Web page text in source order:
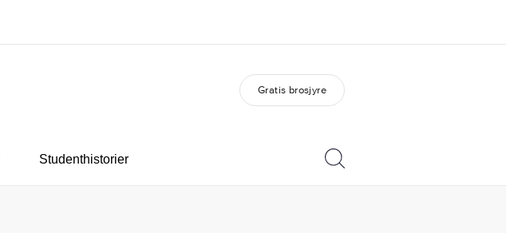
Karriere
Gratis brosjyre
Studenthistorier